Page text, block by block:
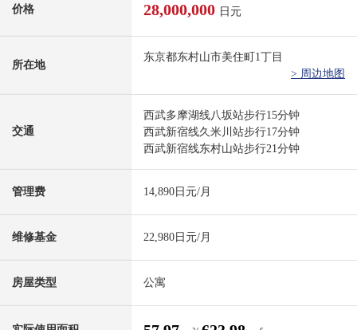
价格 28,000,000 日元
所在地
东京都东村山市美住町1丁目
> 周边地图
交通
西武多摩湖线八坂站步行15分钟
西武新宿线久米川站步行17分钟
西武新宿线东村山站步行21分钟
管理费 14,890日元/月
维修基金 22,980日元/月
房屋类型 公寓